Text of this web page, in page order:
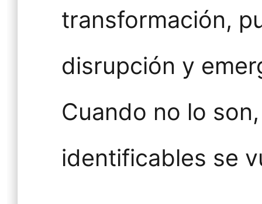
transformación,
disrupción y
Cuando no lo
identificables se